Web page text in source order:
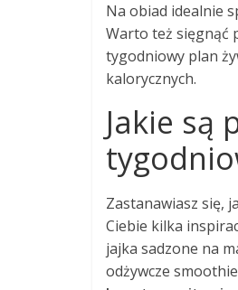
Na obiad idealnie
Warto też sięgnąć
tygodniowy plan
kalorycznych.
Jakie są
Zastanawiasz się,
Ciebie kilka
jajka sadzone na
odżywcze